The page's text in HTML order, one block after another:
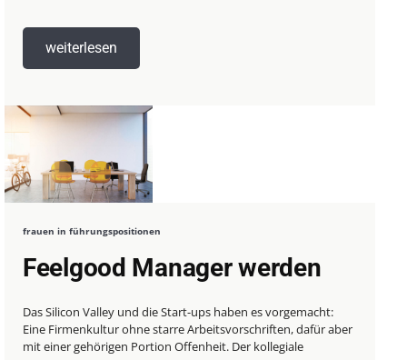
weiterlesen
frauen in führungspositionen
Feelgood Manager werden
Das Silicon Valley und die Start-ups haben es vorgemacht:
Eine Firmenkultur ohne starre Arbeitsvorschriften, dafür aber
mit einer gehörigen Portion Offenheit. Der kollegiale